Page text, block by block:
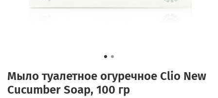
Мыло туалетное огуречное Clio New
Cucumber Soap, 100 гр